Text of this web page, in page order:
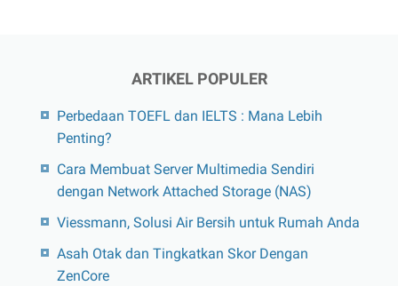
ARTIKEL POPULER
Perbedaan TOEFL dan IELTS : Mana Lebih
Penting?
Cara Membuat Server Multimedia Sendiri
dengan Network Attached Storage (NAS)
Viessmann, Solusi Air Bersih untuk Rumah Anda
Asah Otak dan Tingkatkan Skor Dengan
ZenCore